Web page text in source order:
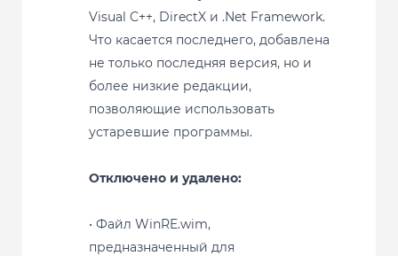
Visual C++, DirectX и .Net Framework.
Что касается последнего, добавлена
не только последняя версия, но и
более низкие редакции,
позволяющие использовать
устаревшие программы.
Отключено и удалено:
• Файл WinRE.wim,
предназначенный для